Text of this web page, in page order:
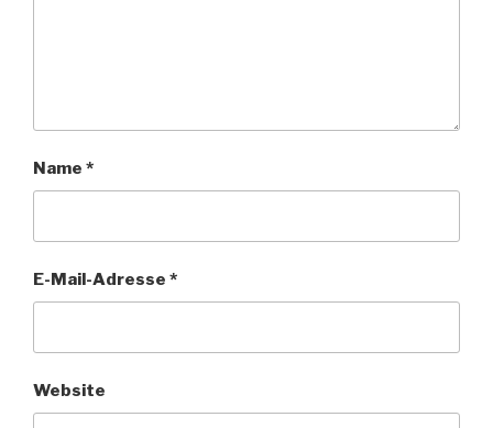
Name *
E-Mail-Adresse *
Website